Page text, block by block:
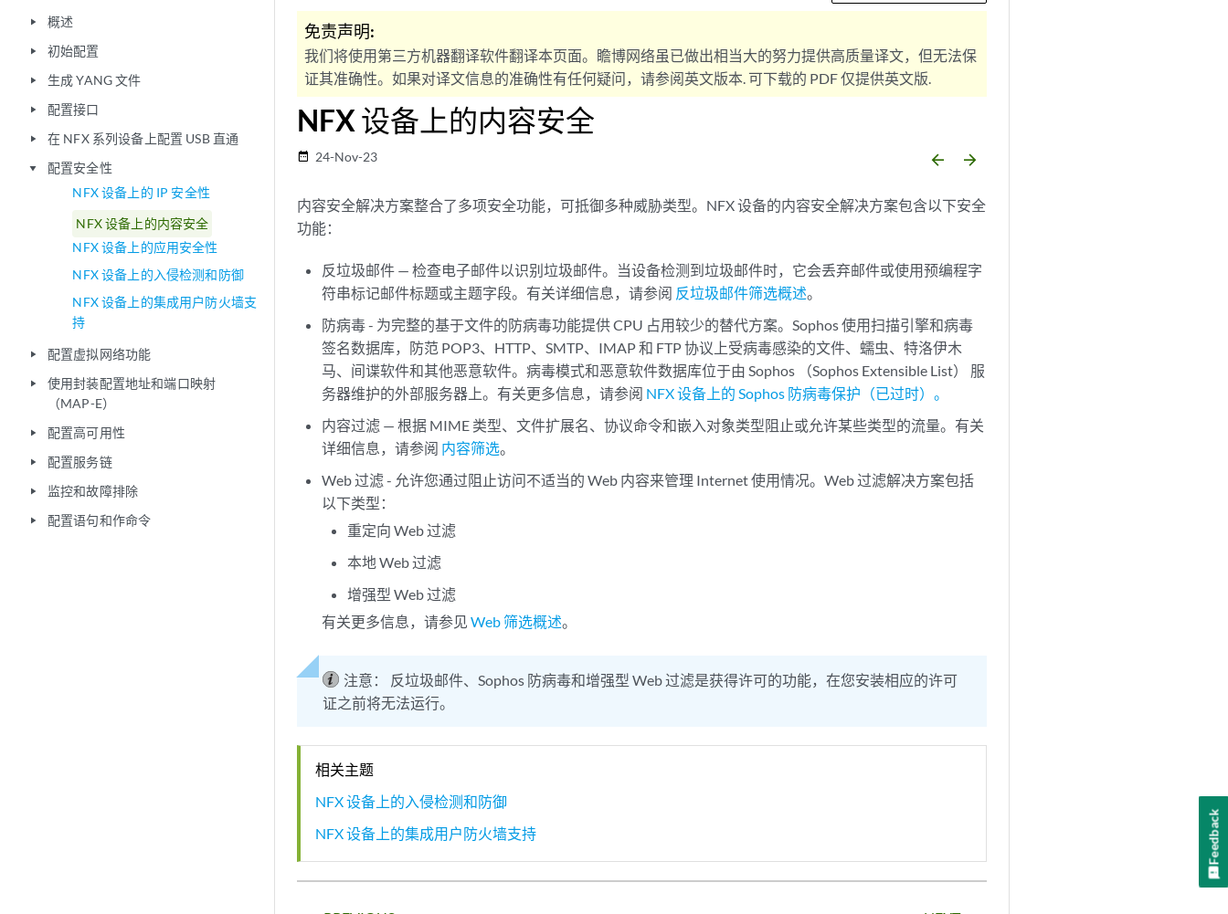
play_arrow 概述
play_arrow 初始配置
play_arrow 生成 YANG 文件
play_arrow 配置接口
play_arrow 在 NFX 系列设备上配置 USB 直通
play_arrow
配置安全性
NFX 设备上的 IP 安全性
NFX 设备上的内容安全
NFX 设备上的应用安全性
NFX 设备上的入侵检测和防御
NFX 设备上的集成用户防火墙支
持
play_arrow 配置虚拟网络功能
play_arrow
使用封装配置地址和端口映射
（MAP-E）
play_arrow 配置高可用性
play_arrow 配置服务链
play_arrow 监控和故障排除
play_arrow 配置语句和作命令
免责声明:
我们将使用第三方机器翻译软件翻译本页面。瞻博网络虽已做出相当大的努力提供高质量译文，但无法保
证其准确性。如果对译文信息的准确性有任何疑问，请参阅英文版本. 可下载的 PDF 仅提供英文版.
NFX 设备上的内容安全
date_range 24-Nov-23 arrow_backward arrow_forward
内容安全解决方案整合了多项安全功能，可抵御多种威胁类型。NFX 设备的内容安全解决方案包含以下安全
功能：
反垃圾邮件 — 检查电子邮件以识别垃圾邮件。当设备检测到垃圾邮件时，它会丢弃邮件或使用预编程字
符串标记邮件标题或主题字段。有关详细信息，请参阅 反垃圾邮件筛选概述。
防病毒 - 为完整的基于文件的防病毒功能提供 CPU 占用较少的替代方案。Sophos 使用扫描引擎和病毒
签名数据库，防范 POP3、HTTP、SMTP、IMAP 和 FTP 协议上受病毒感染的文件、蠕虫、特洛伊木
马、间谍软件和其他恶意软件。病毒模式和恶意软件数据库位于由 Sophos （Sophos Extensible List） 服
务器维护的外部服务器上。有关更多信息，请参阅 NFX 设备上的 Sophos 防病毒保护（已过时）。
内容过滤 — 根据 MIME 类型、文件扩展名、协议命令和嵌入对象类型阻止或允许某些类型的流量。有关
详细信息，请参阅 内容筛选。
Web 过滤 - 允许您通过阻止访问不适当的 Web 内容来管理 Internet 使用情况。Web 过滤解决方案包括
以下类型：
重定向 Web 过滤
本地 Web 过滤
增强型 Web 过滤
有关更多信息，请参见Web 筛选概述。
注意：
反垃圾邮件、Sophos 防病毒和增强型 Web 过滤是获得许可的功能，在您安装相应的许可
证之前将无法运行。
相关主题
NFX 设备上的入侵检测和防御
NFX 设备上的集成用户防火墙支持
Feedback